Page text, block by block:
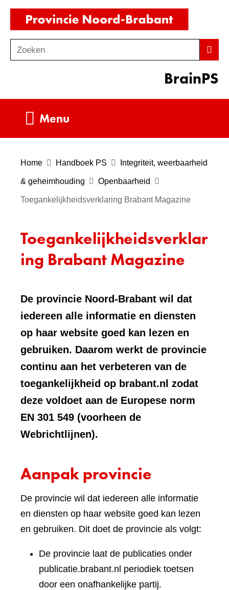
Ga
de
inhoud
o
Zoeken
BrainPS
Menu
Home Handboek PS Integriteit, weerbaarheid
& geheimhouding Openbaarheid
Toegankelijkheidsverklaring Brabant Magazine
Toegankelijkheidsverklar
ing Brabant Magazine
De provincie Noord-Brabant wil dat
iedereen alle informatie en diensten
op haar website goed kan lezen en
gebruiken. Daarom werkt de provincie
continu aan het verbeteren van de
toegankelijkheid op brabant.nl zodat
deze voldoet aan de Europese norm
EN 301 549 (voorheen de
Webrichtlijnen).
Aanpak provincie
De provincie wil dat iedereen alle informatie
en diensten op haar website goed kan lezen
en gebruiken. Dit doet de provincie als volgt:
De provincie laat de publicaties onder
publicatie.brabant.nl periodiek toetsen
door een onafhankelijke partij.